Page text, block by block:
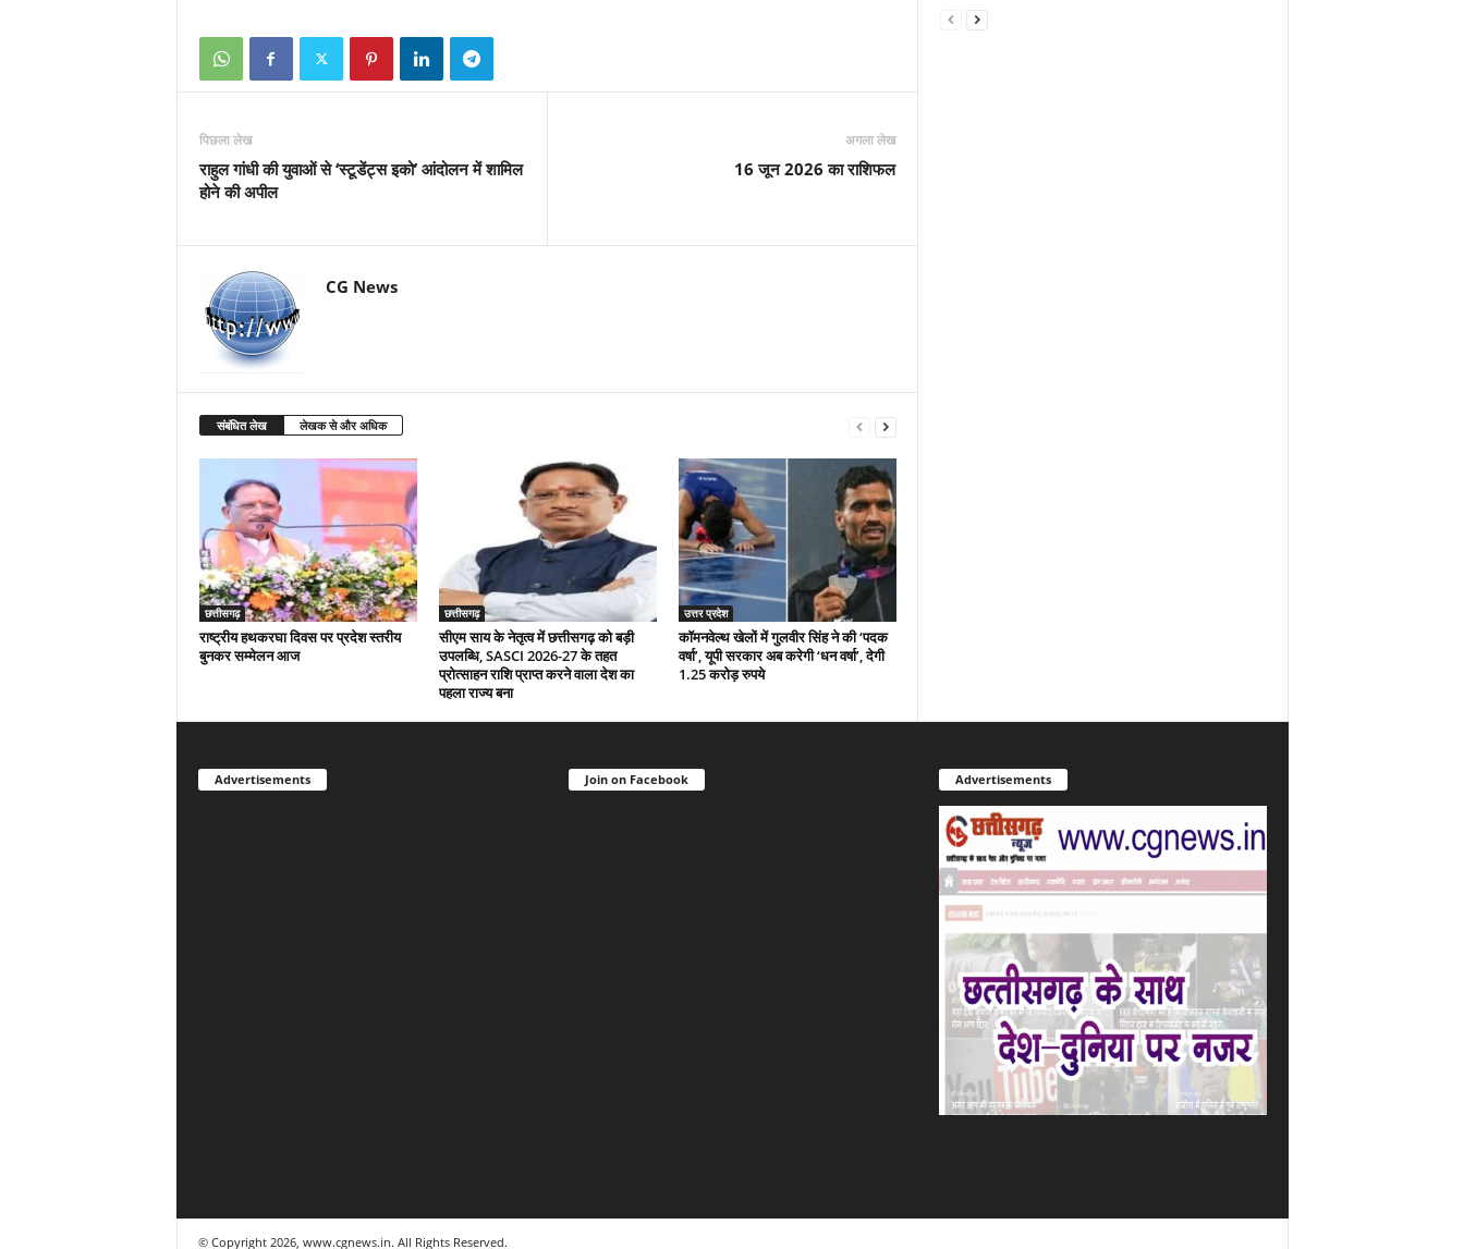
पिछला लेख
राहुल गांधी की युवाओं से ‘स्टूडेंट्स इको’ आंदोलन में शामिल
होने की अपील
अगला लेख
16 जून 2026 का राशिफल
CG News
संबंधित लेख लेखक से और अधिक
छत्तीसगढ़
राष्ट्रीय हथकरघा दिवस पर प्रदेश स्तरीय
बुनकर सम्मेलन आज
छत्तीसगढ़
सीएम साय के नेतृत्व में छत्तीसगढ़ को बड़ी
उपलब्धि, SASCI 2026-27 के तहत
प्रोत्साहन राशि प्राप्त करने वाला देश का
पहला राज्य बना
उत्तर प्रदेश
कॉमनवेल्थ खेलों में गुलवीर सिंह ने की ‘पदक
वर्षा’, यूपी सरकार अब करेगी ‘धन वर्षा’, देगी
1.25 करोड़ रुपये
Advertisements Join on Facebook Advertisements
© Copyright 2026, www.cgnews.in. All Rights Reserved.